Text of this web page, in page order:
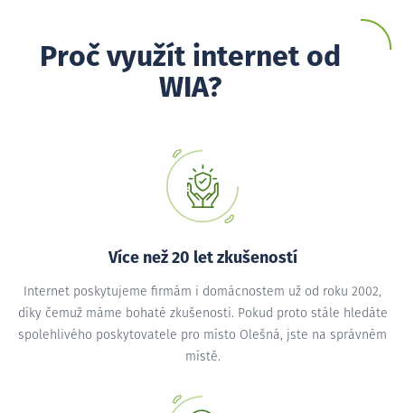
Proč využít internet od
WIA?
Více než 20 let zkušeností
Internet poskytujeme firmám i domácnostem už od roku 2002,
díky čemuž máme bohaté zkušenosti. Pokud proto stále hledáte
spolehlivého poskytovatele pro místo Olešná, jste na správném
místě.